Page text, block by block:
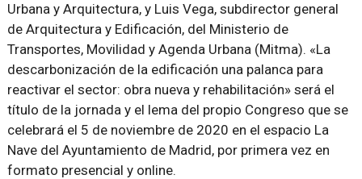
Urbana y Arquitectura, y Luis Vega, subdirector general
de Arquitectura y Edificación, del Ministerio de
Transportes, Movilidad y Agenda Urbana (Mitma). «La
descarbonización de la edificación una palanca para
reactivar el sector: obra nueva y rehabilitación» será el
título de la jornada y el lema del propio Congreso que se
celebrará el 5 de noviembre de 2020 en el espacio La
Nave del Ayuntamiento de Madrid, por primera vez en
formato presencial y online.